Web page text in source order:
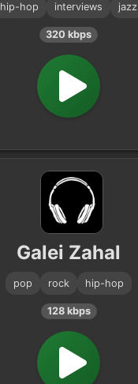
hip-hop interviews jazz
320 kbps
Galei Zahal
pop rock hip-hop
128 kbps